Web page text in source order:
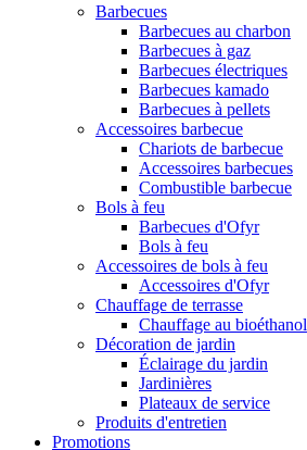
Barbecues
Barbecues au charbon
Barbecues à gaz
Barbecues électriques
Barbecues kamado
Barbecues à pellets
Accessoires barbecue
Chariots de barbecue
Accessoires barbecues
Combustible barbecue
Bols à feu
Barbecues d'Ofyr
Bols à feu
Accessoires de bols à feu
Accessoires d'Ofyr
Chauffage de terrasse
Chauffage au bioéthanol
Décoration de jardin
Éclairage du jardin
Jardinières
Plateaux de service
Produits d'entretien
Promotions